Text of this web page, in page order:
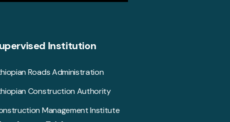
Institution
Roads Administration
Construction Authority
Management Institute